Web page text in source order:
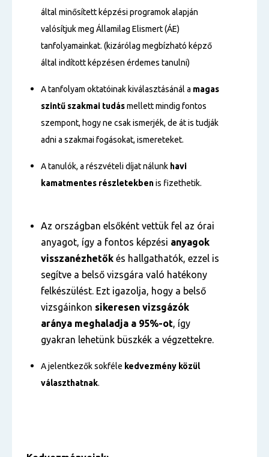
által minősített képzési programok alapján
valósítjuk meg Államilag Elismert (ÁE)
tanfolyamainkat. (kizárólag megbízható képző
által indított képzésen érdemes tanulni)
A tanfolyam oktatóinak kiválasztásánál a magas
szintű szakmai tudásmellett mindig fontos
szempont, hogy ne csak ismerjék, de át is tudják
adni a szakmai fogásokat, ismereteket.
A tanulók, a részvételi díjat nálunk havi
kamatmentes részletekbenis fizethetik.
Az országban elsőként vettük fel az órai
anyagot, így a fontos képzési anyagok
visszanézhetők és hallgathatók, ezzel is
segítve a belső vizsgára való hatékony
felkészülést. Ezt igazolja, hogy a belső
vizsgáinkon sikeresen vizsgázók
aránya meghaladja a 95%-ot, így
gyakran lehetünk büszkék a végzettekre.
A jelentkezők sokféle kedvezmény közül
választhatnak.